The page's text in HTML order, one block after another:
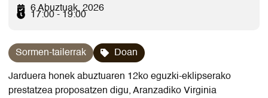
6 Abuztuak, 2026
17:00 - 19:00
Sormen-tailerrak Doan
Jarduera honek abuztuaren 12ko eguzki-eklipserako
prestatzea proposatzen digu, Aranzadiko Virginia